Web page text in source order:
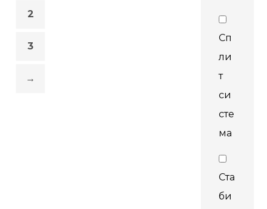
2
3
→
Сп
ли
т
си
сте
ма
Ста
би